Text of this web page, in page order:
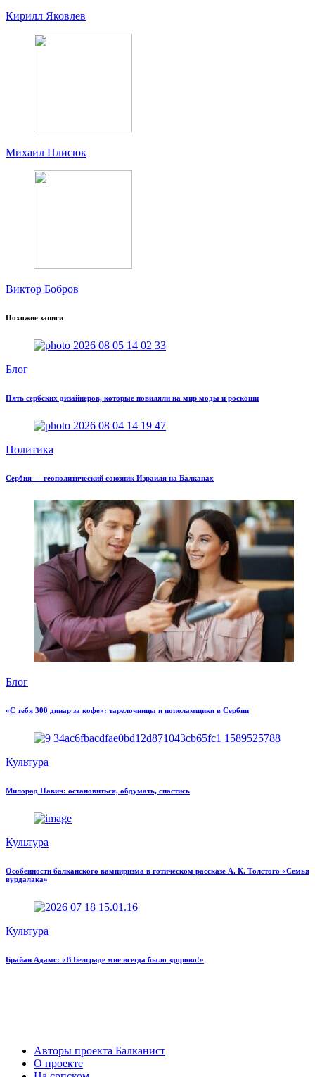
Кирилл Яковлев
Михаил Плисюк
Виктор Бобров
Похожие записи
Блог
Пять сербских дизайнеров, которые повиляли на мир моды и роскоши
Политика
Сербия — геополитический союзник Израиля на Балканах
Блог
«С тебя 300 динар за кофе»: тарелочницы и пополамщики в Сербии
Культура
Милорад Павич: остановиться, обдумать, спастись
Культура
Особенности балканского вампиризма в готическом рассказе А. К. Толстого «Семья
вурдалака»
Культура
Брайан Адамс: «В Белграде мне всегда было здорово!»
Авторы проекта Балканист
О проекте